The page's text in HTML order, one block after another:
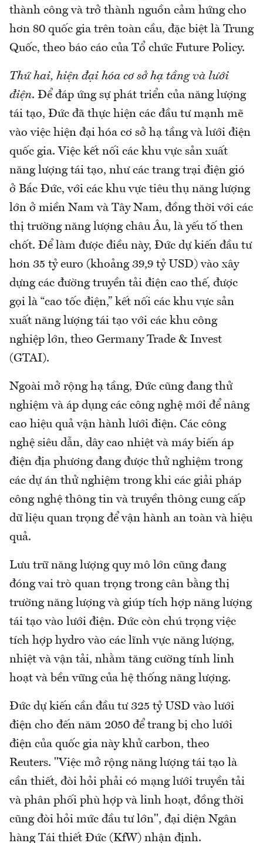
thành công và trở thành nguồn cảm hứng cho
hơn 80 quốc gia trên toàn cầu, đặc biệt là Trung
Quốc, theo báo cáo của Tổ chức Future Policy.
Thứ hai, hiện đại hóa cơ sở hạ tầng và lưới
điện. Để đáp ứng sự phát triển của năng lượng
tái tạo, Đức đã thực hiện các đầu tư mạnh mẽ
vào việc hiện đại hóa cơ sở hạ tầng và lưới điện
quốc gia. Việc kết nối các khu vực sản xuất
năng lượng tái tạo, như các trang trại điện gió
ở Bắc Đức, với các khu vực tiêu thụ năng lượng
lớn ở miền Nam và Tây Nam, đồng thời với các
thị trường năng lượng châu Âu, là yếu tố then
chốt. Để làm được điều này, Đức dự kiến đầu tư
hơn 35 tỷ euro (khoảng 39,9 tỷ USD) vào xây
dựng các đường truyền tải điện cao thế, được
gọi là “cao tốc điện,” kết nối các khu vực sản
xuất năng lượng tái tạo với các khu công
nghiệp lớn, theo Germany Trade & Invest
(GTAI).
Ngoài mở rộng hạ tầng, Đức cũng đang thử
nghiệm và áp dụng các công nghệ mới để nâng
cao hiệu quả vận hành lưới điện. Các công
nghệ siêu dẫn, dây cao nhiệt và máy biến áp
điện địa phương đang được thử nghiệm trong
các dự án thử nghiệm trong khi các giải pháp
công nghệ thông tin và truyền thông cung cấp
dữ liệu quan trọng để vận hành an toàn và hiệu
quả.
Lưu trữ năng lượng quy mô lớn cũng đang
đóng vai trò quan trọng trong cân bằng thị
trường năng lượng và giúp tích hợp năng lượng
tái tạo vào lưới điện. Đức còn chú trọng việc
tích hợp hydro vào các lĩnh vực năng lượng,
nhiệt và vận tải, nhằm tăng cường tính linh
hoạt và bền vững của hệ thống năng lượng.
Đức dự kiến cần đầu tư 325 tỷ USD vào lưới
điện cho đến năm 2050 để trang bị cho lưới
điện của quốc gia này khử carbon, theo
Reuters. "Việc mở rộng năng lượng tái tạo là
cần thiết, đòi hỏi phải có mạng lưới truyền tải
và phân phối phù hợp và linh hoạt, đồng thời
cũng đòi hỏi mức đầu tư lớn", đại diện Ngân
hàng Tái thiết Đức (KfW) nhận định.